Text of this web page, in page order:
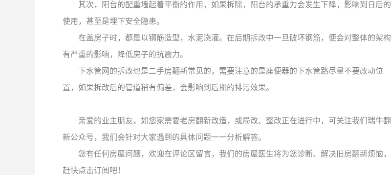
其次，阳台的配重墙起着平衡的作用，如果拆除，阳台的承重力会发生下降，影响到日后的
使用，甚至是埋下安全隐患。
在盖房子时，都是以钢筋造型，水泥浇灌。在后期拆改中一旦破坏钢筋，便会对整体的架构
有严重的影响，降低房子的抗震力。
下水管网的拆改也是二手房翻新常见的，需要注意的是座便器的下水管路尽量不要改动位
置，如果拆改后的管道稍有偏差，会影响到后期的排污效果。
亲爱的业主朋友，如您家需要老房翻新改造，或局改、整改正在进行中，可关注我们瑞牛翻
新公众号，我们会针对大家遇到的具体问题一一分析解答。
您有任何房屋问题，欢迎在评论区留言，我们的房屋医生将为您诊断、解决旧房翻新烦恼，
赶快点击订阅吧！